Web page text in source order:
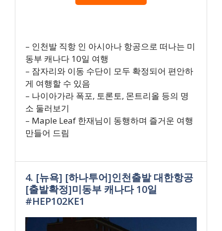
– 인천발 직항 인 아시아나 항공으로 떠나는 미
동부 캐나다 10일 여행
– 잠자리와 이동 수단이 모두 확정되어 편안하
게 여행할 수 있음
– 나이아가라 폭포, 토론토, 몬트리올 등의 명
소 둘러보기
– Maple Leaf 한재님이 동행하며 즐거운 여행
만들어 드림
4. [뉴욕] [하나투어]인천출발 대한항공
[출발확정]미동부 캐나다 10일
#HEP102KE1